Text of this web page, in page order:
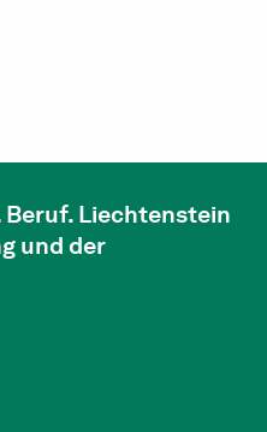
Liechtenstein
und der